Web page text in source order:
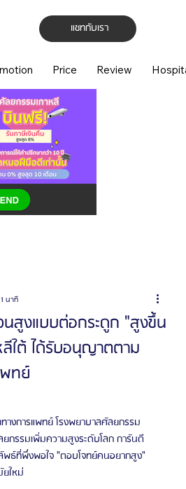
แชทกับเรา
Price Review
นสูงแบบต่อกระดูก "สูงขึ้น
ลีใต้ ได้รับอนุญาตตาม
ทย์
นาที
งการแพทย์ โรงพยาบาลศัลยกรรม
กรรมเพิ่มความสูงระดับโลก การันตี
ธ์ที่พึ่งพอใจ "ตอบโจทย์คนอยากสูง"
ใหม่